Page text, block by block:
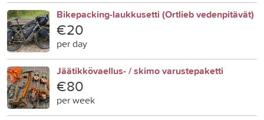
Bikepacking-laukkusetti (Ortlieb vedenpitävät)
€20
per day
Jäätikkövaellus- / skimo varustepaketti
€80
per week